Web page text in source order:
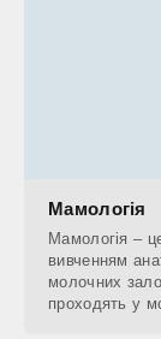
Мамологія
Мамологія –
вивченням
молочних
проходять у